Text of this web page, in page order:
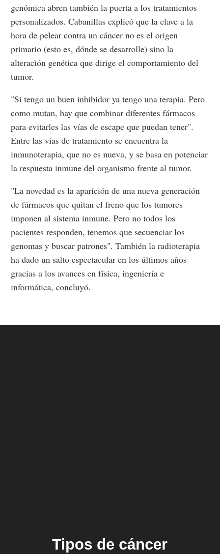
genómica abren también la puerta a los tratamientos
personalizados. Cabanillas explicó que la clave a la
hora de pelear contra un cáncer no es el origen
primario (esto es, dónde se desarrolle) sino la
alteración genética que dirige el comportamiento del
tumor.
"Si tengo un buen inhibidor ya tengo una terapia. Pero
como mutan, hay que combinar diferentes fármacos
para evitarles las vías de escape que puedan tener".
Entre las vías de tratamiento se encuentra la
inmunoterapia, que no es nueva, y se basa en potenciar
la respuesta inmune del organismo frente al tumor.
"La novedad es la aparición de una nueva generación
de fármacos que quitan el freno que los tumores
imponen al sistema inmune. Pero no todos los
pacientes responden, tenemos que secuenciar los
genomas y buscar patrones". También la radioterapia
ha dado un salto espectacular en los últimos años
gracias a los avances en física, ingeniería e
informática, concluyó.
Tipos de cáncer